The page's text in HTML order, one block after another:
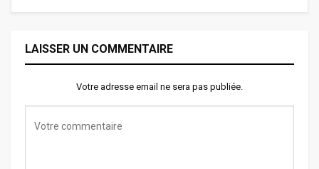
LAISSER UN COMMENTAIRE
Votre adresse email ne sera pas publiée.